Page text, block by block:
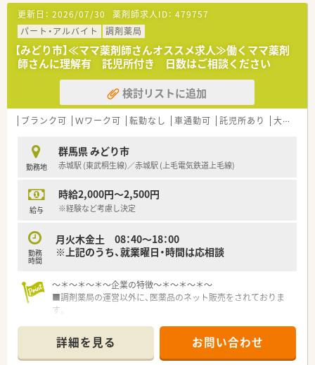
図れます。
■入社後は管理薬剤師さんによるOJT研修がございます。
■近隣に店舗展開をしているため、お休みも取得しやすい就業環
境です。
■対人業務に専念できるよう最新機材の導入を進められていま
す。
■一部店舗では「散剤調剤ロボット」「水剤分注機」「練り機」を導
更新日： 2026/07/30 薬剤師求人ID： 479757
パート・アルバイト
調剤薬局
【みどり市】≪ママ薬剤師さんオススメ求人≫働くママ薬剤
師さんに理解有 託児所付き 日数はご相談ください
検討リストに追加
ブランク可 Ｗワーク可 転勤なし 車通勤可 託児所あり 大手チェーン以外
勤務地
群馬県 みどり市
赤城駅 (東武桐生線)／赤城駅 (上毛電気鉄道上毛線)
給与
時給2,000円～2,500円
※経験など考慮し決定
勤務
時間
月火木金土 08：40～18：00
※上記のうち、就業曜日・時間は応相談
～＊～＊～＊～企業の特徴～＊～＊～＊～
■調剤薬局の運営以外に、医薬品のネット販売をされておりま
す。
■患者さまの目線に立った薬局を創りあげることを理念に
地域に根ざしたかかりるけ薬局への推進に取り組んでおりま
す。
詳細を見る お問い合わせ